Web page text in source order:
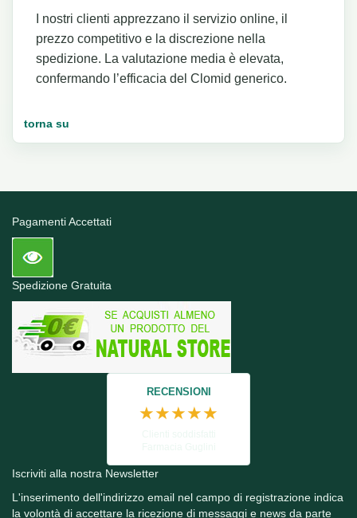
I nostri clienti apprezzano il servizio online, il
prezzo competitivo e la discrezione nella
spedizione. La valutazione media è elevata,
confermando l’efficacia del Clomid generico.
torna su
Pagamenti Accettati
Spedizione Gratuita
RECENSIONI
★★★★★
Iscriviti alla nostra Newsletter
L'inserimento dell'indirizzo email nel campo di registrazione indica
la volontà di accettare la ricezione di messaggi e news da parte